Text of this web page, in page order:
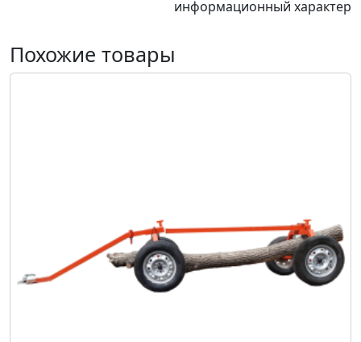
информационный характер
Похожие товары